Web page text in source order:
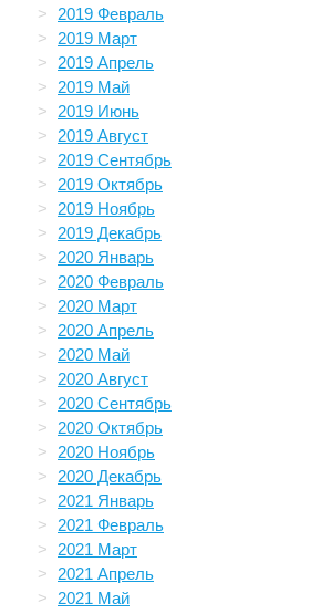
2019 Февраль
2019 Март
2019 Апрель
2019 Май
2019 Июнь
2019 Август
2019 Сентябрь
2019 Октябрь
2019 Ноябрь
2019 Декабрь
2020 Январь
2020 Февраль
2020 Март
2020 Апрель
2020 Май
2020 Август
2020 Сентябрь
2020 Октябрь
2020 Ноябрь
2020 Декабрь
2021 Январь
2021 Февраль
2021 Март
2021 Апрель
2021 Май